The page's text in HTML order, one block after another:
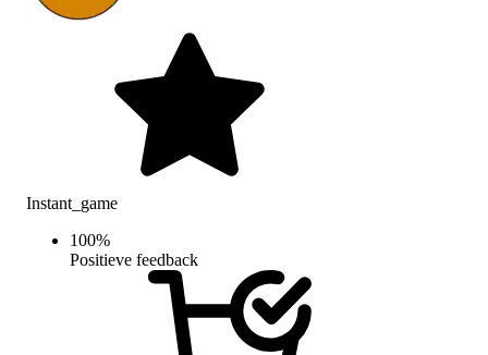
Instant_game
100%
Positieve feedback